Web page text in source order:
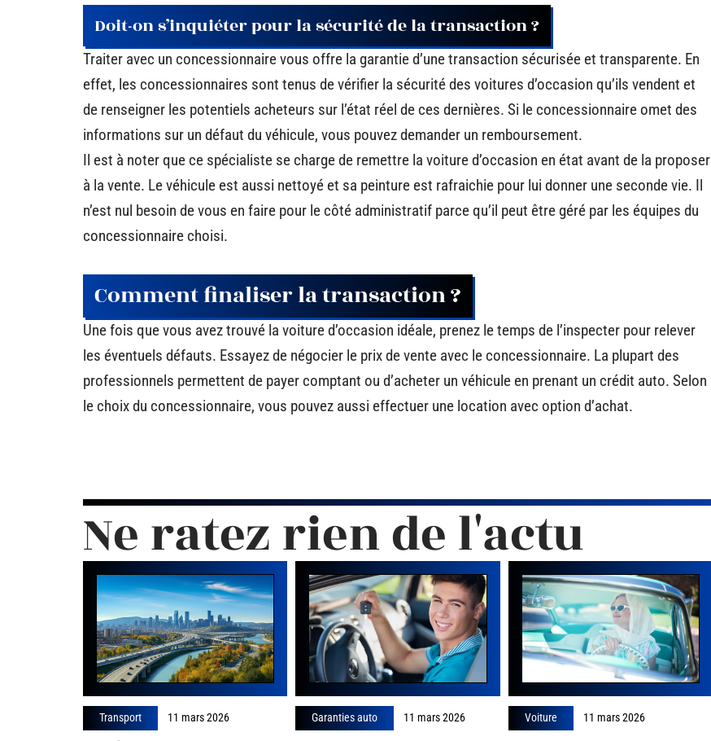
Doit-on s’inquiéter pour la sécurité de la transaction ?
Traiter avec un concessionnaire vous offre la garantie d’une transaction sécurisée et transparente. En
effet, les concessionnaires sont tenus de vérifier la sécurité des voitures d’occasion qu’ils vendent et
de renseigner les potentiels acheteurs sur l’état réel de ces dernières. Si le concessionnaire omet des
informations sur un défaut du véhicule, vous pouvez demander un remboursement.
Il est à noter que ce spécialiste se charge de remettre la voiture d’occasion en état avant de la proposer
à la vente. Le véhicule est aussi nettoyé et sa peinture est rafraichie pour lui donner une seconde vie. Il
n’est nul besoin de vous en faire pour le côté administratif parce qu’il peut être géré par les équipes du
concessionnaire choisi.
Comment finaliser la transaction ?
Une fois que vous avez trouvé la voiture d’occasion idéale, prenez le temps de l’inspecter pour relever
les éventuels défauts. Essayez de négocier le prix de vente avec le concessionnaire. La plupart des
professionnels permettent de payer comptant ou d’acheter un véhicule en prenant un crédit auto. Selon
le choix du concessionnaire, vous pouvez aussi effectuer une location avec option d’achat.
Ne ratez rien de l'actu
Transport 11 mars 2026 Garanties auto 11 mars 2026 Voiture 11 mars 2026